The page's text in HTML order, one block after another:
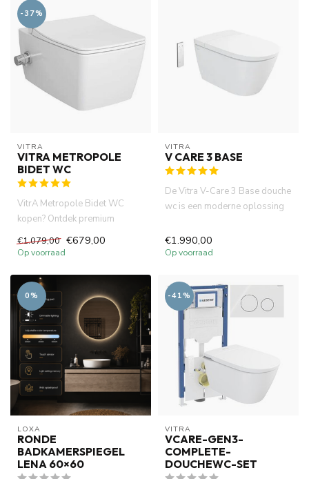
-37%
VITRA
VITRA METROPOLE
BIDET WC
VitrA Metropole Bidet WC
kopen? Ontdek premium
design, optimaal comfort en
verbe...
€1.079,00 €679,00
Op voorraad
VITRA
V CARE 3 BASE
De Vitra V-Care 3 Base douche
wc is een moderne oplossing
€1.990,00
Op voorraad
0%
LOXA
RONDE
BADKAMERSPIEGEL
LENA 60×60
-41%
VITRA
VCARE-GEN3-
COMPLETE-
DOUCHEWC-SET